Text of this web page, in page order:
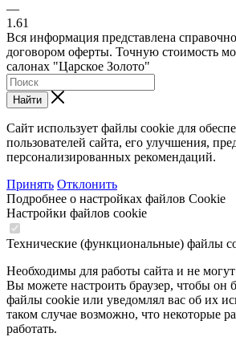
—
1.61
Вся информация представлена
договором оферты. Точную стоимость
салонах "Царское Золото"
Найти
Сайт использует файлы cookie для
пользователей сайта, его улучшения,
персонализированных рекомендаций.
Принять Отклонить
Подробнее о настройках файлов Cookie
Настройки файлов cookie
Технические (функциональные) файлы
Необходимы для работы сайта и не
Вы можете настроить браузер, чтобы он
файлы cookie или уведомлял вас об их
таком случае возможно, что некоторые
работать.